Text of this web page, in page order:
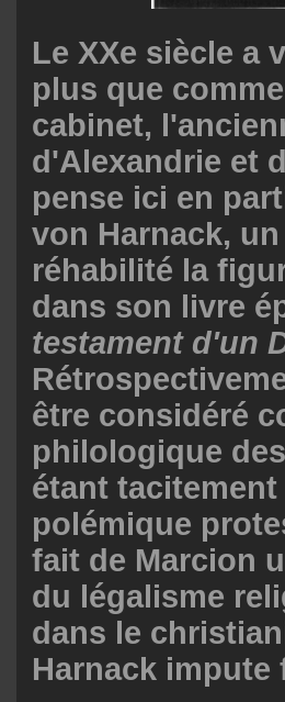
Le XXe siècle a
plus que
cabinet,
d'Alexandrie et
pense ici en
von Harnack,
réhabilité la
dans son livre
testament d'un
être considéré
philologique
étant
polémique
fait de Marcion
du légalisme
dans le
Harnack